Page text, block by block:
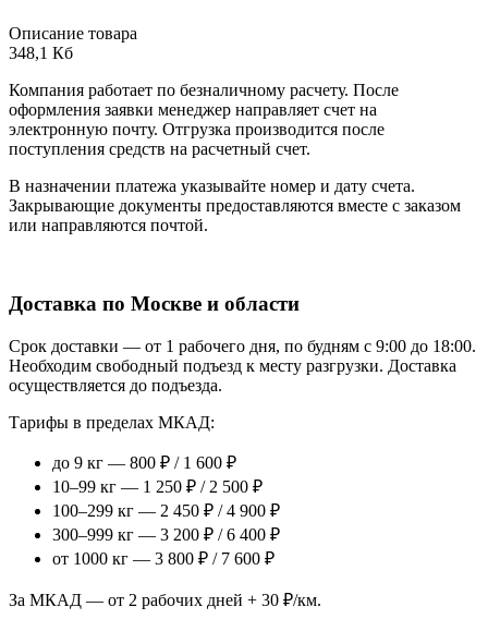
Описание товара
348,1 Кб
Компания работает по безналичному расчету. После
оформления заявки менеджер направляет счет на
электронную почту. Отгрузка производится после
поступления средств на расчетный счет.
В назначении платежа указывайте номер и дату счета.
Закрывающие документы предоставляются вместе с заказом
или направляются почтой.
Доставка по Москве и области
Срок доставки — от 1 рабочего дня, по будням с 9:00 до 18:00.
Необходим свободный подъезд к месту разгрузки. Доставка
осуществляется до подъезда.
Тарифы в пределах МКАД:
до 9 кг — 800 ₽ / 1 600 ₽
10–99 кг — 1 250 ₽ / 2 500 ₽
100–299 кг — 2 450 ₽ / 4 900 ₽
300–999 кг — 3 200 ₽ / 6 400 ₽
от 1000 кг — 3 800 ₽ / 7 600 ₽
За МКАД — от 2 рабочих дней + 30 ₽/км.